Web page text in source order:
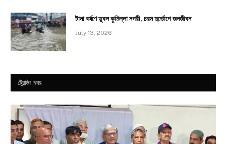
টানা বর্ষণে ডুবল কুমিল্লা নগরী, চরম দুর্ভোগে জনজীবন
July 13, 2026
ট্রেন্ডিং খবর